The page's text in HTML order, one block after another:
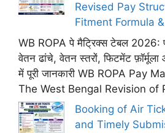
Revised Pay
Fitment Formula
WB ROPA पे मैट्रिक्स टेबल 2026:
वेतन ढांचे, वेतन स्तरों, फिटमेंट फ़ॉर्मूला
में पूरी जानकारी WB ROPA Pay
The West Bengal Revision of
Booking of Air
and Timely